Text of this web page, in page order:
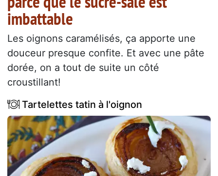
imbattable
Les oignons caramélisés, ça apporte une
douceur presque confite. Et avec une pâte
dorée, on a tout de suite un côté
croustillant!
Tartelettes tatin à l'oignon